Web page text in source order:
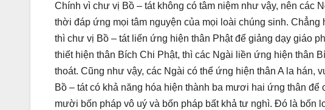
Chính vì chư vị Bồ – tát không có tâm niệm như vậy, nên
thời đáp ứng mọi tâm nguyện của mọi loài chúng sinh.
thì chư vị Bồ – tát liến ứng hiện thân Phật để giảng dạy giáo
thiết hiện thân Bích Chi Phật, thì các Ngài liền ứng hiện thân
thoát. Cũng như vậy, các Ngài có thể ứng hiện thân A la
Bồ – tát có khả năng hóa hiện thành ba mươi hai ứng thân
mười bốn pháp vô uý và bốn pháp bất khả tư nghì. Đó là bốn